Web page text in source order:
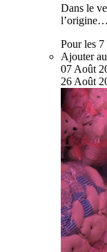
Dans le
l’origine…
Pour les 7
Ajouter
07 Août
26 Août